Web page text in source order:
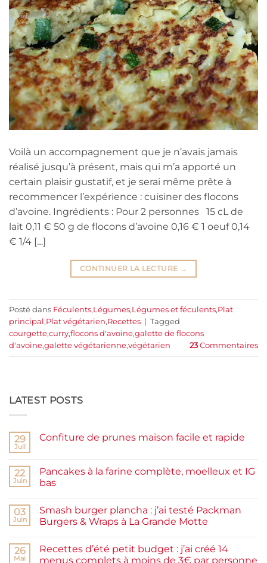
Voilà un accompagnement que je n’avais jamais
réalisé jusqu’à présent, mais qui m’a apporté un
certain plaisir gustatif, et je serai même prête à
recommencer l’expérience : cuisiner des flocons
d’avoine. Ingrédients : Pour 2 personnes 15 cL de
lait 0,11 € 50 g de flocons d’avoine 0,16 € 1 oeuf 0,14
€ 1/4 […]
CONTINUER LA LECTURE →
Posté dans Féculents,Légumes,Légumes et féculents,Plat
principal,Plat végétarien,Recettes | Tagged
courgette,curry,flocons d'avoine,galette de flocons
d'avoine,galette végétarienne,végétarien 23Commentaires
LATEST POSTS
29
Juil
Confiture de prunes maison facile et rapide
Confiture
de
prunes
et
rapide
22
Juin
Pancakes à la farine complète, moelleux et IG
bas
sur
Pancakes
à
complète,
moelleux
03
Juin
Smash burger plancha : j’ai testé Packman
Burgers & Wraps à La Grande Motte
sur
Smash
26
Mai
Recettes d’été petit budget : j’ai créé 14
menus complets à moins de 3€ par personne